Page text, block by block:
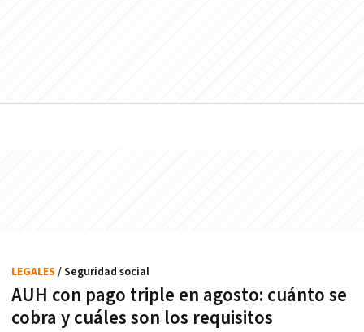
AUH con pago triple en agosto: cuánto se
cobra y cuáles son los requisitos
LEGALES / Seguridad social